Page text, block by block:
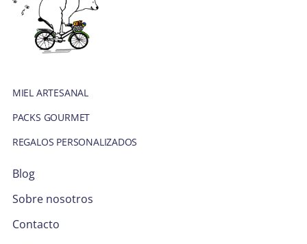
MIEL ARTESANAL
PACKS GOURMET
REGALOS PERSONALIZADOS
Blog
Sobre nosotros
Contacto